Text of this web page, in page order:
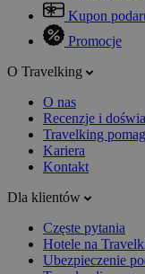
Kupon
Promocje
O Travelking
O nas
Recenzje i
Travelking
Kariera
Kontakt
Dla klientów
Częste pytania
Hotele na
Ubezpieczenie